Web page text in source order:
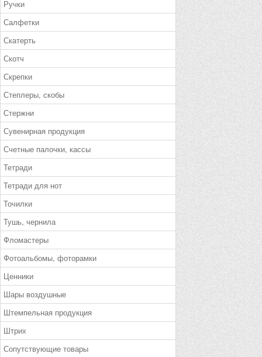
Ручки
Салфетки
Скатерть
Скотч
Скрепки
Степлеры, скобы
Стержни
Сувенирная продукция
Счетные палочки, кассы
Тетради
Тетради для нот
Точилки
Тушь, чернила
Фломастеры
Фотоальбомы, фоторамки
Ценники
Шары воздушные
Штемпельная продукция
Штрих
Сопутствующие товары